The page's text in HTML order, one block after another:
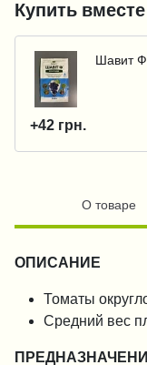
Купить
Шавит
+42 грн.
О товаре
ОПИСАНИЕ
Томаты
Средний вес